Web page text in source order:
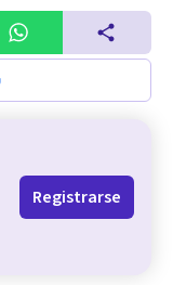
Registrarse